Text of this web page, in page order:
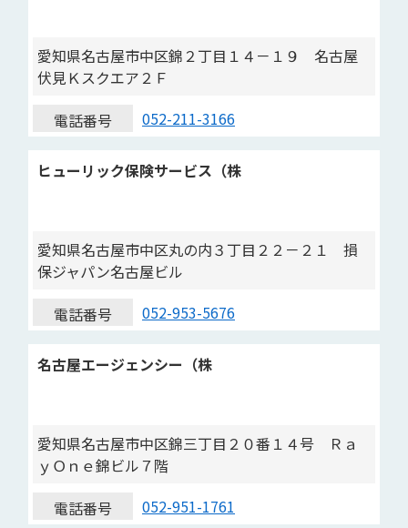
愛知県名古屋市中区錦２丁目１４－１９ 名古屋
伏見Ｋスクエア２Ｆ
電話番号
052-211-3166
ヒューリック保険サービス（株
愛知県名古屋市中区丸の内３丁目２２－２１ 損
保ジャパン名古屋ビル
電話番号
052-953-5676
名古屋エージェンシー（株
愛知県名古屋市中区錦三丁目２０番１４号 Ｒａ
ｙＯｎｅ錦ビル７階
電話番号
052-951-1761